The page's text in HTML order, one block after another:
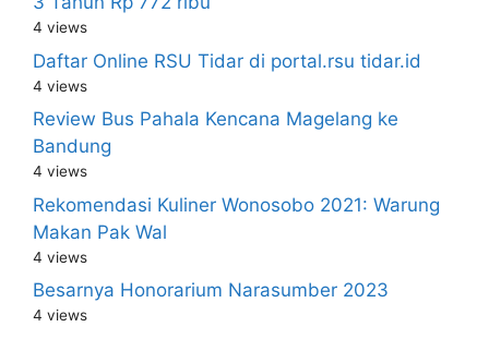
4 views
Daftar Online RSU Tidar di portal.rsu tidar.id
4 views
Review Bus Pahala Kencana Magelang ke
Bandung
4 views
Rekomendasi Kuliner Wonosobo 2021: Warung
Makan Pak Wal
4 views
Besarnya Honorarium Narasumber 2023
4 views